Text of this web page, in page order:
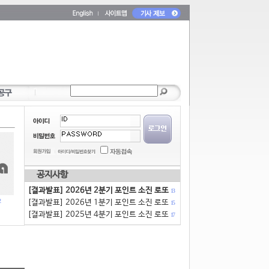
공지사항
[결과발표] 2026년 2분기 포인트 소진 로또 13
[결과발표] 2026년 1분기 포인트 소진 로또 15
[결과발표] 2025년 4분기 포인트 소진 로또 17